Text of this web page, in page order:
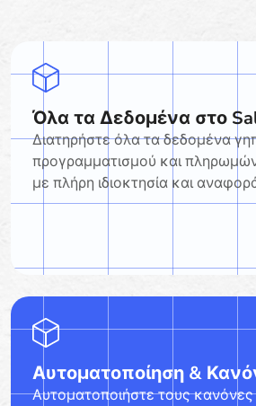
Όλα τα Δεδομένα στο
Διατηρήστε όλα τα δεδομένα
προγραμματισμού και
με πλήρη ιδιοκτησία και
Αυτοματοποίηση &
Αυτοματοποιήστε τους